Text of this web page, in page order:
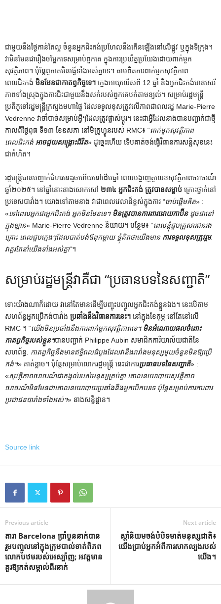
ជាមួយនឹងថ្ងៃកាន់តែល្អ ចំនួនអ្នកជិះកង់ប្រហែលនឹងកើនឡើងនៅលើផ្លូវ ឬក្នុងទីក្រុង។
វាមិនមែនជារឿងចម្លែកទេសម្រាប់ពួកគេ ក្នុងការប្រយ័ត្នប្រយែងដោយពាក់មួក
សុវត្ថិភាព។ ប៉ុន្តែ​ពួក​គេ​មិន​ធ្វើ​ទាំង​អស់​គ្នា​ទេ។ តាមពិតការពាក់មួកសុវត្ថិភាព
ពេលជិះកង់ មិនមែនជាកាតព្វកិច្ចទេ។ ក្មេងអាយុលើសពី 12 ឆ្នាំ និងអ្នកជិះកង់មានសេរី
ភាពទាំងស្រុងក្នុងការជិះជាមួយនឹងសក់របស់ពួកគេបក់តាមខ្យល់។ សម្រាប់រដ្ឋមន្ត្រី
ប្រតិភូទៅរដ្ឋមន្ត្រីក្រសួងមហាផ្ទៃ ដែលទទួលខុសត្រូវលើភាពជាពលរដ្ឋ Marie-Pierre
Vedrenne វាចាំបាច់សម្រាប់អ្វីៗដែលត្រូវផ្លាស់ប្តូរ។ នេះ​ជា​អ្វី​ដែល​នាង​បាន​បញ្ជាក់​ជា​ថ្មី​
កាល​ពី​ថ្ងៃ​ពុធ ទី​១៣ ខែ​ឧសភា នៅ​មីក្រូហ្វូន​របស់ RMC៖ “ពាក់មួកសុវត្ថិភាព
ពេលជិះកង់ អាចជួយសង្គ្រោះជីវិត» ដូច្នេះហើយ ទើប​គាត់​ចង់​ធ្វើ​វិធានការ​សន្តិសុខ​នេះ​
ជា​កំហិត។
រដ្ឋមន្ត្រី​បាន​បញ្ជាក់​ជំហរ​នេះ​រួច​ហើយ​នៅ​ដើម​ឆ្នាំ ពេល​បង្ហាញ​តួលេខ​សុវត្ថិភាព​ចរាចរណ៍​
ឆ្នាំ​២០២៥។ នៅឆ្នាំនោះនាងសោកសៅ ២៣៤ អ្នកជិះកង់ ត្រូវបានសម្លាប់ គ្រោះថ្នាក់នៅ
ប្រទេសបារាំង។ យោងទៅតាមនាង វាជាពេលវេលាដ៏ខ្ពស់ក្នុងការ “ចាប់ផ្តើមគិត» :
«នៅពេលអ្នកជាអ្នកជិះកង់ អ្នកមិនមែនទេ។ មិនត្រូវបានការពារដោយកាប៊ីនដូចជានៅ
ក្នុងឡាន» Marie-Pierre Vedrenne និយាយ។ បន្ថែម៖ “ពេល​ខ្ញុំ​ជួប​គ្រួសារ​ជន​រង​
គ្រោះ ពេល​ជួប​ក្មេងៗ​ដែល​បាត់​បង់​ឪពុក​ម្តាយ ខ្ញុំ​គិត​ថា​យើង​មាន ការទទួលខុសត្រូវរួម.
វាគួរតែនាំយើងទាំងអស់គ្នា“។
សម្រាប់រដ្ឋមន្ត្រីវាគឺជា “ប្រធានបទនៃសញ្ជាតិ”
ទោះយ៉ាងណាក៏ដោយ វានៅតែមានដើម្បីបញ្ចុះបញ្ចូលអ្នកជិះកង់ខ្លួនឯង។ នេះ​បើ​តាម​
សហព័ន្ធ​អ្នក​ប្រើ​កង់​បារាំង ប្រឆាំងនឹងវិធានការនេះ។ នៅក្នុងខែកុម្ភៈនៅតែនៅលើ
RMC ។ “យើង​មិន​ប្រឆាំង​នឹង​ការ​ពាក់​មួក​សុវត្ថិភាព​ទេ។ មិនអំណោយផលចំពោះ
កាតព្វកិច្ចរបស់ខ្លួន។បានបញ្ជាក់ Philippe Aubin សមាជិកការិយាល័យជាតិនៃ
សហព័ន្ធ . កាតព្វកិច្ច​នឹង​មាន​ឥទ្ធិពល​ដំបូង​ដែល​វា​នឹង​រារាំង​មនុស្ស​មួយ​ចំនួន​មិន​ឱ្យ​ប្រើ​
កង់។» គាត់ខ្លាច។ ប៉ុន្តែ​សម្រាប់​លោក​រដ្ឋមន្ត្រី នេះ​ជា​ការ​ប្រធានបទនៃសញ្ជាតិ» :
«សុវត្ថិភាពចរាចរណ៍ជាកង្វល់របស់មនុស្សគ្រប់គ្នា គោលនយោបាយសុវត្ថិភាព
ចរាចរណ៍មិនមែនជាគោលនយោបាយប្រឆាំងនឹងអ្នកបើកបរទេ ប៉ុន្តែសម្រាប់ការការពារ
ប្រជាជនបារាំងទាំងអស់។» នាងសន្និដ្ឋាន។
Source link
Previous article
តារា Barcelona ប្រាំបួននាក់បាន
រួមបញ្ចូលនៅក្នុងក្រុមបាល់ទាត់ពិភព
លោកបឋមរបស់អេស្ប៉ាញ; អវត្តមាន
គួរឱ្យកត់សម្គាល់ពីរនាក់
Next article
ស្តាំនិយមចង់បំបិទមាត់មនុស្សជាតិ៖
យើងប្រាប់អ្នកអំពីការសាកល្បងរបស់
យើង។